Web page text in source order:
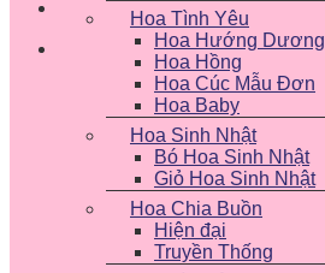
Hoa Tình Yêu
Hoa Hướng Dương
Hoa Hồng
Hoa Cúc Mẫu Đơn
Hoa Baby
Hoa Sinh Nhật
Bó Hoa Sinh Nhật
Giỏ Hoa Sinh Nhật
Hoa Chia Buồn
Hiện đại
Truyền Thống